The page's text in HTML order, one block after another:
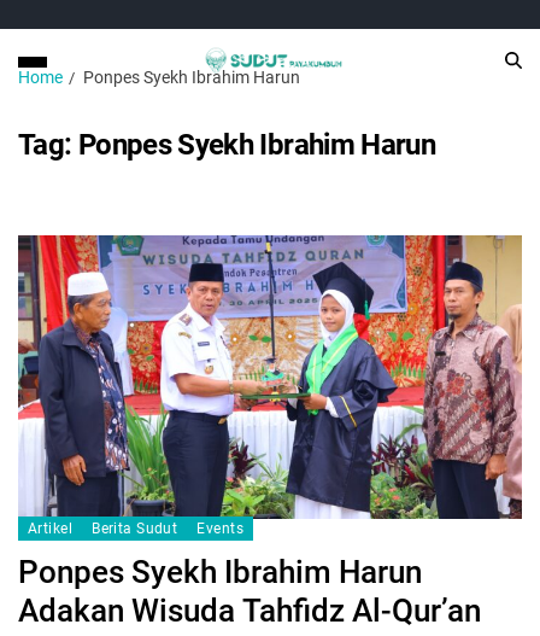
Home Ponpes Syekh Ibrahim Harun
Tag: Ponpes Syekh Ibrahim Harun
Artikel Berita Sudut Events
Ponpes Syekh Ibrahim Harun
Adakan Wisuda Tahfidz Al-Qur’an